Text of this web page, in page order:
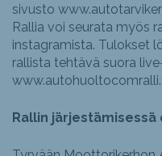
sivusto
Rallia voi seurata myös
instagramista. Tulokset
rallista tehtävä suora
Rallin järjestämisessä